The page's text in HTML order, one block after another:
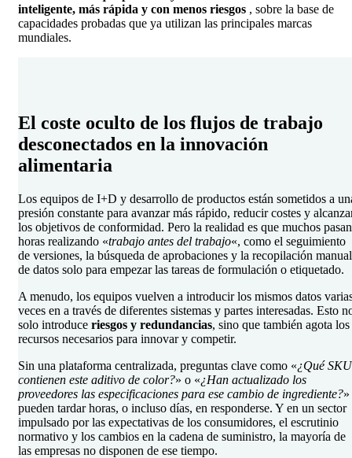
inteligente, más rápida y con menos riesgos , sobre la base de
capacidades probadas que ya utilizan las principales marcas
mundiales.
El coste oculto de los flujos de trabajo
desconectados en la innovación
alimentaria
Los equipos de I+D y desarrollo de productos están sometidos a
presión constante para avanzar más rápido, reducir costes y
los objetivos de conformidad. Pero la realidad es que muchos pasan
horas realizando «trabajo antes del trabajo«, como el seguimiento
de versiones, la búsqueda de aprobaciones y la recopilación manual
de datos solo para empezar las tareas de formulación o etiquetado.
A menudo, los equipos vuelven a introducir los mismos datos
veces en a través de diferentes sistemas y partes interesadas. Esto
solo introduce riesgos y redundancias, sino que también agota los
recursos necesarios para innovar y competir.
Sin una plataforma centralizada, preguntas clave como «¿Qué SKU
contienen este aditivo de color?» o «¿Han actualizado los
proveedores las especificaciones para ese cambio de ingrediente?»
pueden tardar horas, o incluso días, en responderse. Y en un sector
impulsado por las expectativas de los consumidores, el escrutinio
normativo y los cambios en la cadena de suministro, la mayoría de
las empresas no disponen de ese tiempo.